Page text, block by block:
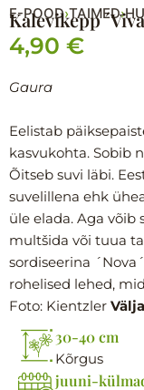
E-POOD›TAIMED›
Kalevikepp
4,90 €
Gaura
Eelistab
kasvukohta. Sobib
Õitseb suvi läbi.
suvelillena ehk
üle elada. Aga
multšida või tuua
sordiseerina
rohelised lehed,
Foto: Kientzler
30-40 cm
Kõrgus
juuni-